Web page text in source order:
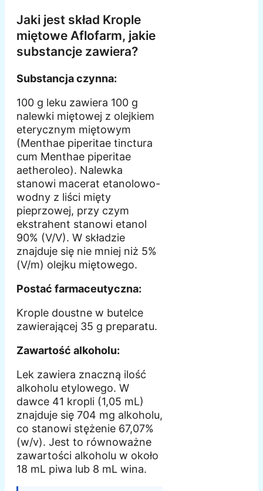
Jaki jest skład Krople
miętowe Aflofarm, jakie
substancje zawiera?
Substancja czynna:
100 g leku zawiera 100 g
nalewki miętowej z olejkiem
eterycznym miętowym
(Menthae piperitae tinctura
cum Menthae piperitae
aetheroleo). Nalewka
stanowi macerat etanolowo-
wodny z liści mięty
pieprzowej, przy czym
ekstrahent stanowi etanol
90% (V/V). W składzie
znajduje się nie mniej niż 5%
(V/m) olejku miętowego.
Postać farmaceutyczna:
Krople doustne w butelce
zawierającej 35 g preparatu.
Zawartość alkoholu:
Lek zawiera znaczną ilość
alkoholu etylowego. W
dawce 41 kropli (1,05 mL)
znajduje się 704 mg alkoholu,
co stanowi stężenie 67,07%
(w/v). Jest to równoważne
zawartości alkoholu w około
18 mL piwa lub 8 mL wina.